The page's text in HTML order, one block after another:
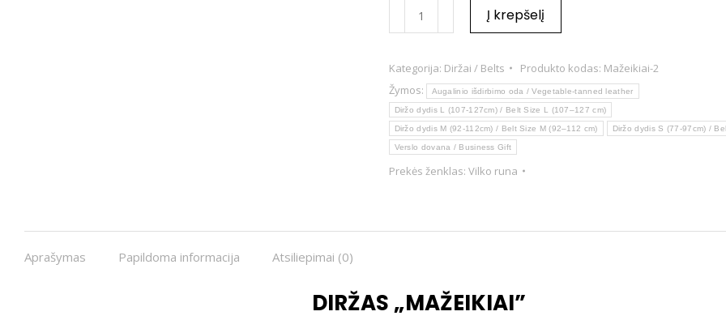
Į krepšelį
Kategorija: Diržai / Belts Produkto kodas: Mažeikiai-2
Žymos:
Augalinio išdirbimo oda / Vegetable-tanned leather
Diržo dydis L (107-127cm) / Belt Size L (107–127 cm)
Diržo dydis M (92-112cm) / Belt Size M (92–112 cm) Diržo dydis S (77-97cm) /
Verslo dovana / Business Gift
Prekės ženklas: Vilko runa
Aprašymas Papildoma informacija Atsiliepimai (0)
DIRŽAS „MAŽEIKIAI”